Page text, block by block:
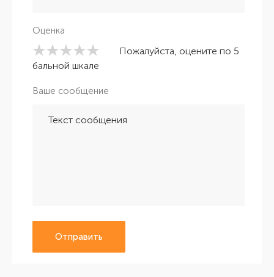
Оценка
Пожалуйста, оцените по 5
бальной шкале
Ваше сообщение
Отправить